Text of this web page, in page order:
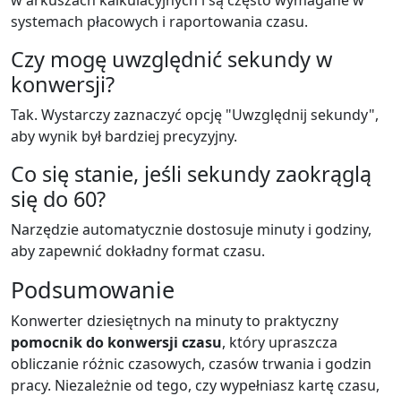
systemach płacowych i raportowania czasu.
Czy mogę uwzględnić sekundy w
konwersji?
Tak. Wystarczy zaznaczyć opcję "Uwzględnij sekundy",
aby wynik był bardziej precyzyjny.
Co się stanie, jeśli sekundy zaokrąglą
się do 60?
Narzędzie automatycznie dostosuje minuty i godziny,
aby zapewnić dokładny format czasu.
Podsumowanie
Konwerter dziesiętnych na minuty to praktyczny
pomocnik do konwersji czasu, który upraszcza
obliczanie różnic czasowych, czasów trwania i godzin
pracy. Niezależnie od tego, czy wypełniasz kartę czasu,